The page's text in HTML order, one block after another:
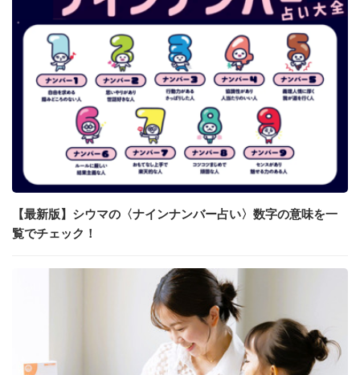
【最新版】シウマの〈ナインナンバー占い〉数字の意味を一
覧でチェック！